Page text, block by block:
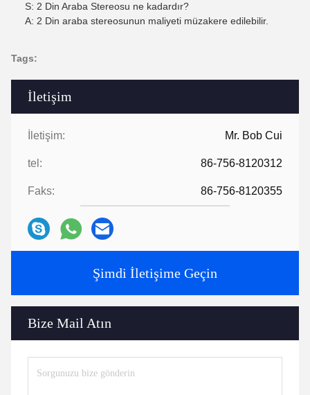
İletişim
İletişim: Mr. Bob Cui
tel: 86-756-8120312
Faks: 86-756-8120355
Şimdi İletişime Geçin
Bize Mail Atın
S: 2 Din Araba Stereosu ne kadardır?
A: 2 Din araba stereosunun maliyeti müzakere edilebilir.
Tags: